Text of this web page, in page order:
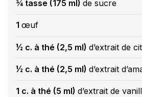
¾ tasse (175 ml) de sucre
1 œuf
½ c. à thé (2,5 ml) d’extrait de
½ c. à thé (2,5 ml) d’extrait
1 c. à thé (5 ml) d’extrait de